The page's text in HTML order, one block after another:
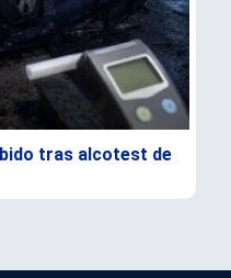
tras alcotest de